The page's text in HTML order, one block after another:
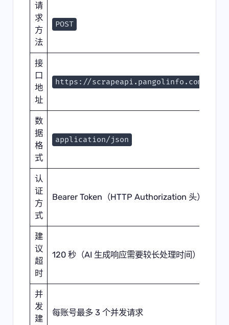
请
求
方
法
POST
接
口
地
址
https://scrapeapi.pangolinfo.com/api/
数
据
格
式
application/json
认
证
方
式
Bearer Token（HTTP Authorization 头）
建
议
超
时
120 秒（AI 生成响应需要较长处理时间）
并
发
建
每账号最多 3 个并发请求